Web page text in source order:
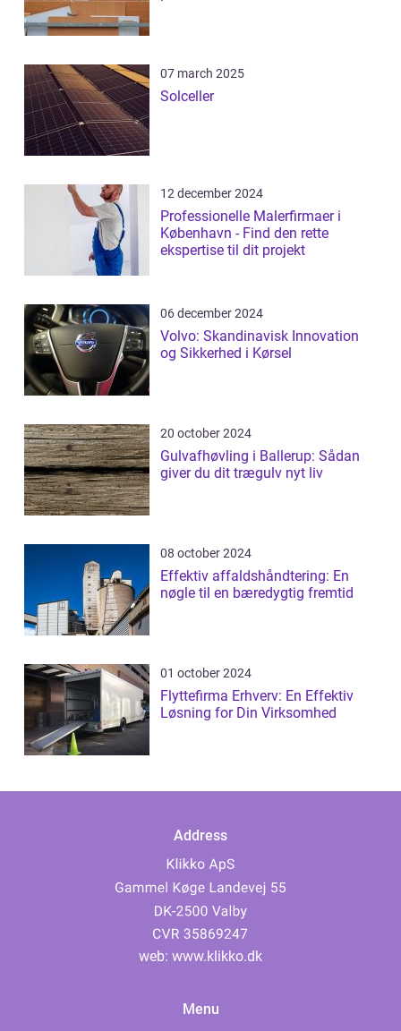
07 march 2025
Solceller
12 december 2024
Professionelle Malerfirmaer i
København - Find den rette
ekspertise til dit projekt
06 december 2024
Volvo: Skandinavisk Innovation
og Sikkerhed i Kørsel
20 october 2024
Gulvafhøvling i Ballerup: Sådan
giver du dit trægulv nyt liv
08 october 2024
Effektiv affaldshåndtering: En
nøgle til en bæredygtig fremtid
01 october 2024
Flyttefirma Erhverv: En Effektiv
Løsning for Din Virksomhed
Address
web: www.klikko.dk
Menu